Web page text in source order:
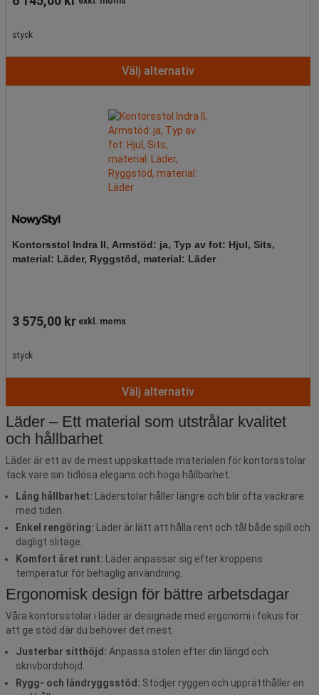
styck
Välj alternativ
Kontorsstol Indra II, Armstöd: ja, Typ av fot: Hjul, Sits,
material: Läder, Ryggstöd, material: Läder
3 575,00 kr exkl. moms
styck
Välj alternativ
Läder – Ett material som utstrålar kvalitet
och hållbarhet
Läder är ett av de mest uppskattade materialen för kontorsstolar
tack vare sin tidlösa elegans och höga hållbarhet.
Lång hållbarhet: Läderstolar håller längre och blir ofta vackrare
med tiden.
Enkel rengöring: Läder är lätt att hålla rent och tål både spill och
dagligt slitage.
Komfort året runt: Läder anpassar sig efter kroppens
temperatur för behaglig användning.
Ergonomisk design för bättre arbetsdagar
Våra kontorsstolar i läder är designade med ergonomi i fokus för
att ge stöd där du behöver det mest.
Justerbar sitthöjd: Anpassa stolen efter din längd och
skrivbordshöjd.
Rygg- och ländryggsstöd: Stödjer ryggen och upprätthåller en